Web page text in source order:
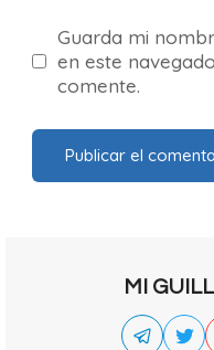
Guarda mi
en este
comente.
MI